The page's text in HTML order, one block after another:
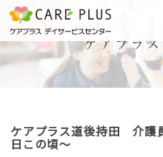
こんな方に
おすすめ
一日体験
ケアプラス道後持田 介護
日この頃～